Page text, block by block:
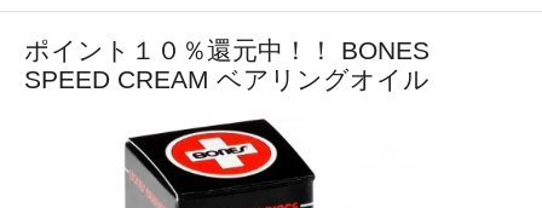
ポイント１０％還元中！！ BONES
SPEED CREAM ベアリングオイル